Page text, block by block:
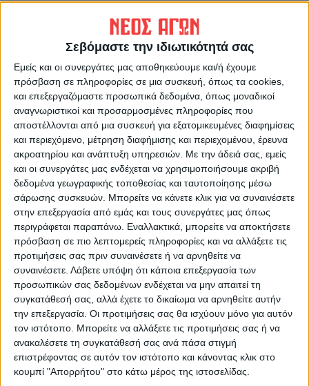
Σεβόμαστε την ιδιωτικότητά σας
Εμείς και οι συνεργάτες μας αποθηκεύουμε και/ή έχουμε
πρόσβαση σε πληροφορίες σε μια συσκευή, όπως τα cookies,
και επεξεργαζόμαστε προσωπικά δεδομένα, όπως μοναδικοί
αναγνωριστικοί και προσαρμοσμένες πληροφορίες που
αποστέλλονται από μια συσκευή για εξατομικευμένες διαφημίσεις
και περιεχόμενο, μέτρηση διαφήμισης και περιεχομένου, έρευνα
ακροατηρίου και ανάπτυξη υπηρεσιών. Με την άδειά σας, εμείς
και οι συνεργάτες μας ενδέχεται να χρησιμοποιήσουμε ακριβή
δεδομένα γεωγραφικής τοποθεσίας και ταυτοποίησης μέσω
σάρωσης συσκευών. Μπορείτε να κάνετε κλικ για να συναινέσετε
στην επεξεργασία από εμάς και τους συνεργάτες μας όπως
περιγράφεται παραπάνω. Εναλλακτικά, μπορείτε να αποκτήσετε
πρόσβαση σε πιο λεπτομερείς πληροφορίες και να αλλάξετε τις
προτιμήσεις σας πριν συναινέσετε ή να αρνηθείτε να
συναινέσετε. Λάβετε υπόψη ότι κάποια επεξεργασία των
προσωπικών σας δεδομένων ενδέχεται να μην απαιτεί τη
συγκατάθεσή σας, αλλά έχετε το δικαίωμα να αρνηθείτε αυτήν
την επεξεργασία. Οι προτιμήσεις σας θα ισχύουν μόνο για αυτόν
τον ιστότοπο. Μπορείτε να αλλάξετε τις προτιμήσεις σας ή να
ανακαλέσετε τη συγκατάθεσή σας ανά πάσα στιγμή
επιστρέφοντας σε αυτόν τον ιστότοπο και κάνοντας κλικ στο
κουμπί "Απορρήτου" στο κάτω μέρος της ιστοσελίδας.
Δημοσιογραφική Ομάδα ΝΕΟΣ ΑΓΩΝ
https://neosagon.gr
Η Αρχαιότερη Καθημερινή Πρωινή Εφημερίδα της Καρδίτσας
ΠΑΡΟΜΟΙΑ ΑΡΘΡΑ